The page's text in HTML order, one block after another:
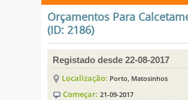
Orçamentos Para
(ID: 2186)
Registado desde 22-08-2017
Localização: Porto, Matosinhos
Começar: 21-09-2017